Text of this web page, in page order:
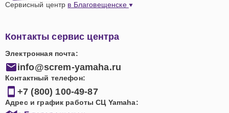
Сервисный центр в Благовещенске
Контакты сервис центра
Электронная почта:
info@screm-yamaha.ru
Контактный телефон:
+7 (800) 100-49-87
Адрес и график работы СЦ Yamaha: